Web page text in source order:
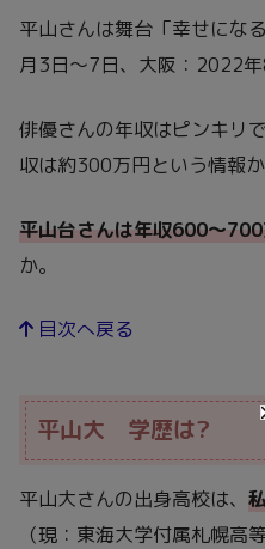
平山さんは舞台「幸せにな
月3日～7日、大阪：2022
俳優さんの年収はピンキリ
収は約300万円という情報か
平山台さんは年収600～
か。
目次へ戻る
平山大 学歴は?
平山大さんの出身高校は、
（現：東海大学付属札幌高